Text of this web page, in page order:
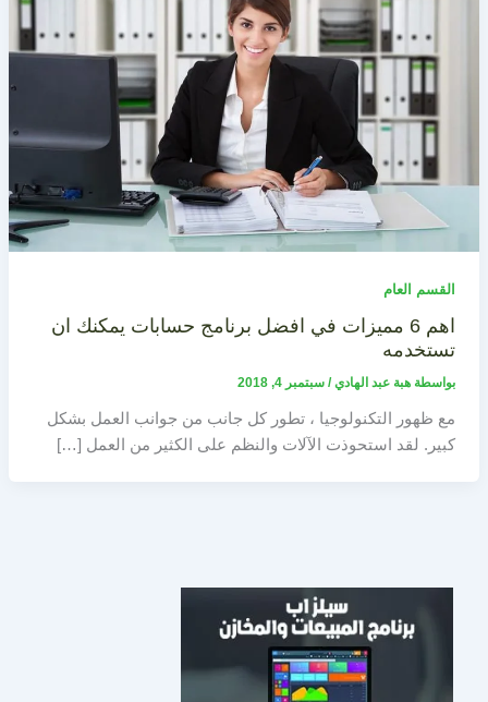
القسم العام
اهم 6 مميزات في افضل برنامج حسابات يمكنك ان
تستخدمه
بواسطة هبة عبد الهادي/ سبتمبر 4, 2018
مع ظهور التكنولوجيا ، تطور كل جانب من جوانب العمل بشكل
كبير. لقد استحوذت الآلات والنظم على الكثير من العمل […]